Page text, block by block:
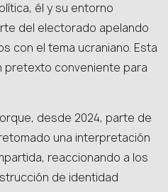
él y su entorno
del electorado apelando
con el tema ucraniano. Esta
pretexto conveniente para
desde 2024, parte de
una interpretación
reaccionando a los
de identidad